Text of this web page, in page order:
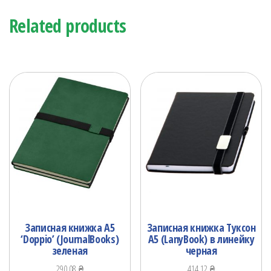
Related products
Записная книжка А5
‘Doppio’ (JournalBooks)
зеленая
Записная книжка Туксон
А5 (LanyBook) в линейку
черная